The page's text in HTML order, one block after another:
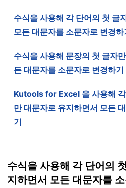
수식을 사용해 각 단어의 첫 글
모든 대문자를 소문자로 변경하
수식을 사용해 문장의 첫 글자
든 대문자를 소문자로 변경하기
Kutools for Excel 을 사용해
만 대문자로 유지하면서 모든
기
수식을 사용해 각 단어의
지하면서 모든 대문자를